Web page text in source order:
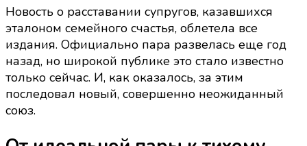
главных
ролей
в
личной
драме
Егора
Новость о расставании супругов, казавшихся
эталоном семейного счастья, облетела все
издания. Официально пара развелась еще год
назад, но широкой публике это стало известно
только сейчас. И, как оказалось, за этим
последовал новый, совершенно неожиданный
союз.